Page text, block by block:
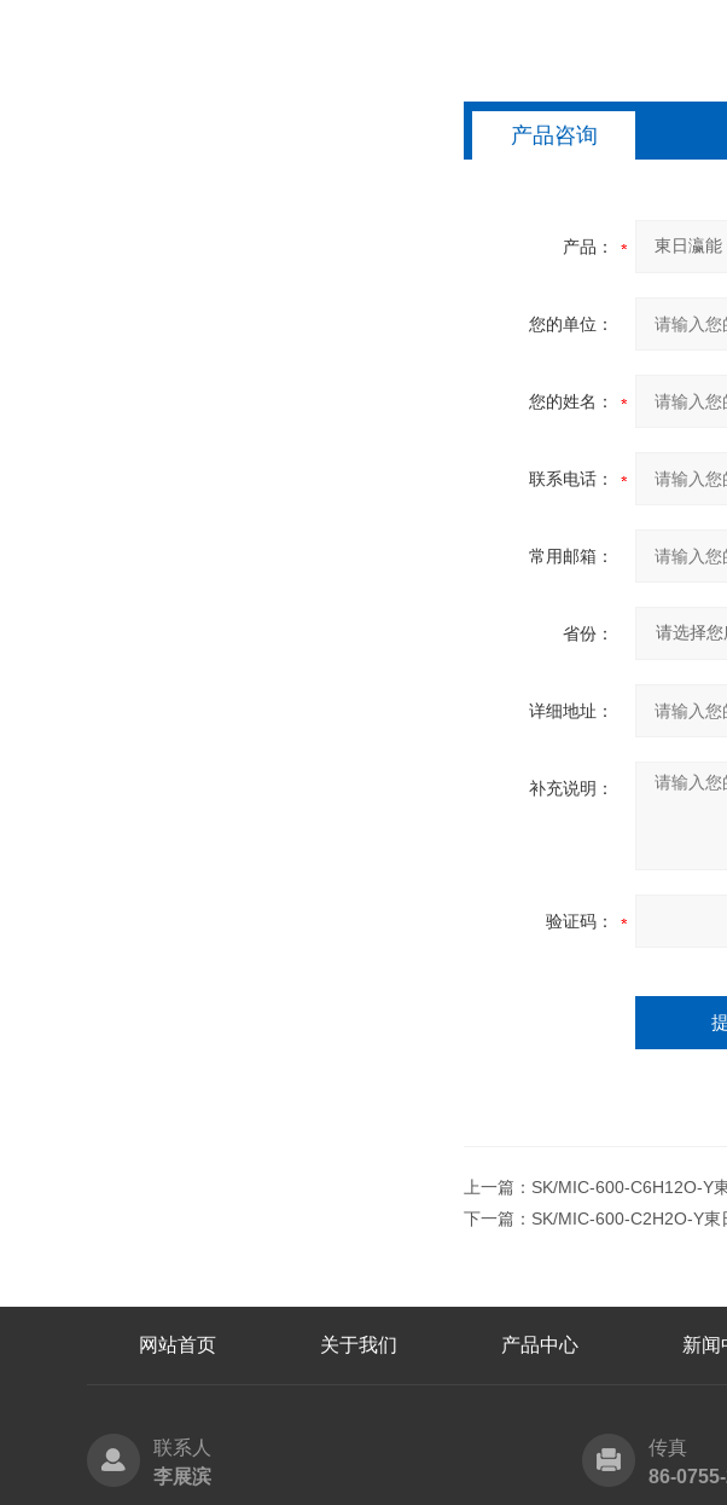
产品咨询
产品：
您的单位：
您的姓名：
联系电话：
常用邮箱：
省份：
详细地址：
补充说明：
验证码：
上一篇： SK/MIC-600-C6H12O-Y
下一篇： SK/MIC-600-C2H2O-Y
网站首页 关于我们 产品中心 新闻
联系人
李展滨
传真
86-